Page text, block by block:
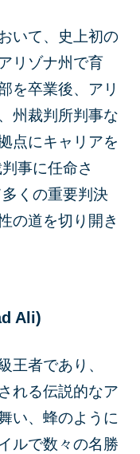
いて、史上初の
リゾナ州で育
を卒業後、アリ
州裁判所判事な
点にキャリアを
事に任命さ
くの重要判決
の道を切り開き
Ali)
王者であり、
れる伝説的なア
い、蜂のように
ルで数々の名勝